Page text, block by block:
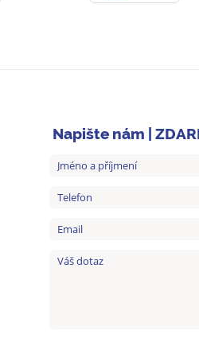
Napište nám |